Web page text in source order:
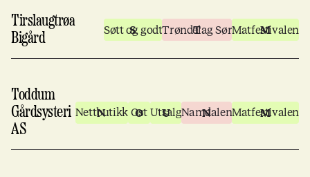
Tirslaugtrøa
Bigård
Søtt og godtTrøndelag SørMatfestivalen
Toddum
Gårdsysteri
AS
Nettbutikk Ost UtsalgNamdalenMatfestivalen